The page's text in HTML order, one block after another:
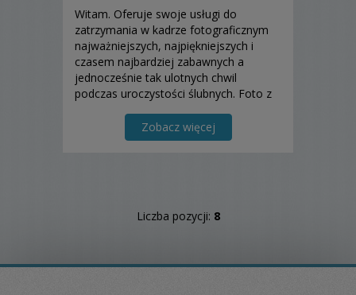
Witam. Oferuje swoje usługi do
zatrzymania w kadrze fotograficznym
najważniejszych, najpiękniejszych i
czasem najbardziej zabawnych a
jednocześnie tak ulotnych chwil
podczas uroczystości ślubnych. Foto z
Zobacz więcej
Liczba pozycji: 8